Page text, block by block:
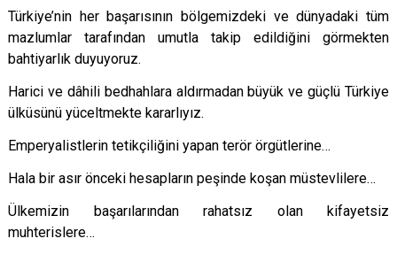
Türkiye’nin her başarısının bölgemizdeki ve dünyadaki tüm
mazlumlar tarafından umutla takip edildiğini görmekten
bahtiyarlık duyuyoruz.
Harici ve dâhili bedhahlara aldırmadan büyük ve güçlü Türkiye
ülküsünü yüceltmekte kararlıyız.
Emperyalistlerin tetikçiliğini yapan terör örgütlerine…
Hala bir asır önceki hesapların peşinde koşan müstevlilere…
Ülkemizin başarılarından rahatsız olan kifayetsiz
muhterislere…